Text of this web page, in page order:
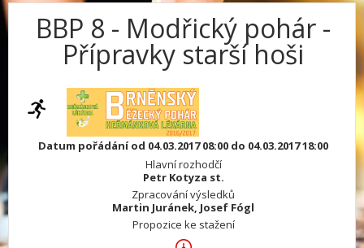
BBP 8 - Modřický pohár -
Přípravky starší hoši
Datum pořádání od 04.03.2017 08:00 do 04.03.2017 18:00
Hlavní rozhodčí
Petr Kotyza st.
Zpracování výsledků
Martin Juránek, Josef Fógl
Propozice ke stažení